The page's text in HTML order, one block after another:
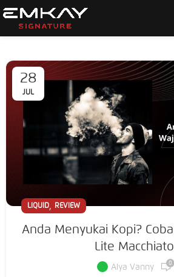
28
JUL
LIQUID, REVIEW
Anda Menyukai Kopi?
Lite
Alya Vanny 0